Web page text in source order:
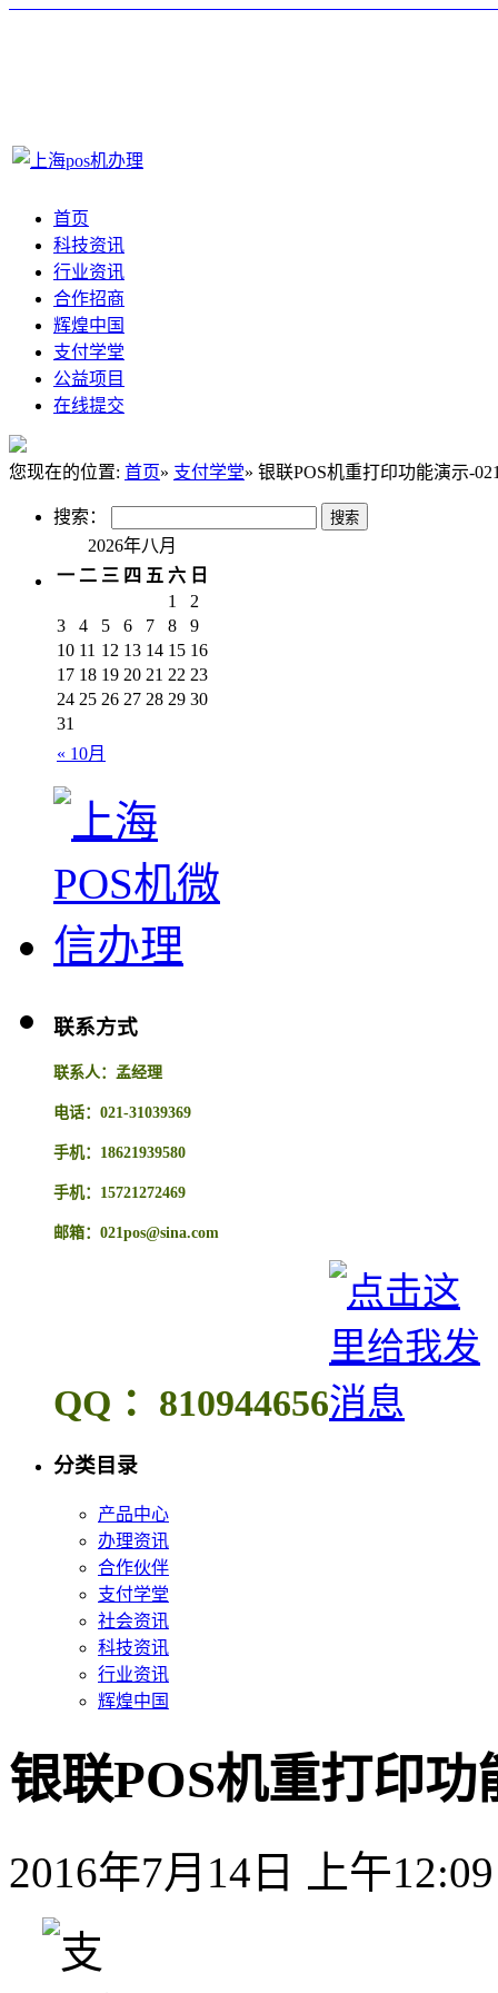
首页
科技资讯
行业资讯
合作招商
辉煌中国
支付学堂
公益项目
在线提交
您现在的位置: 首页» 支付学堂» 银联POS机重打印功能演示-
搜索：
2026年八月
一 二 三 四 五 六 日
« 10月
1
2
3
4 5 6 7 8
9
10 11 12 13 14 15 16
17 18 19 20 21 22 23
24 25 26 27 28 29 30
31
联系方式
联系人：孟经理
电话：021-31039369
手机：18621939580
手机：15721272469
邮箱：021pos@sina.com
QQ ：810944656
分类目录
产品中心
办理资讯
合作伙伴
支付学堂
社会资讯
科技资讯
行业资讯
辉煌中国
银联POS机重打印功
2016年7月14日 上午12:09